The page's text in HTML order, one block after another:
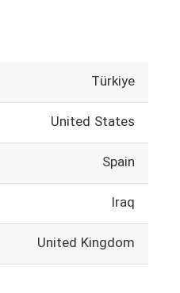
Türkiye
United States
Spain
Iraq
United Kingdom